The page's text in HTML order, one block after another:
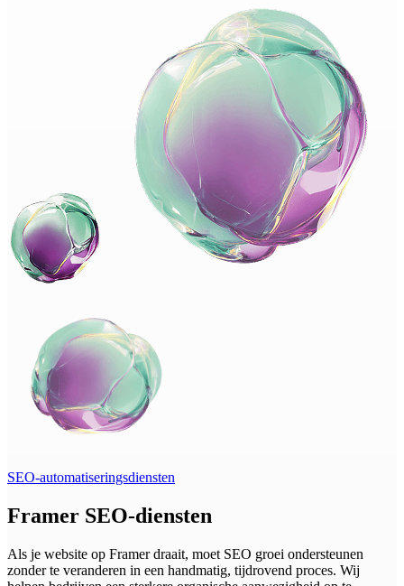
SEO-automatiseringsdiensten
Framer SEO-diensten
Als je website op Framer draait, moet SEO groei ondersteunen
zonder te veranderen in een handmatig, tijdrovend proces. Wij